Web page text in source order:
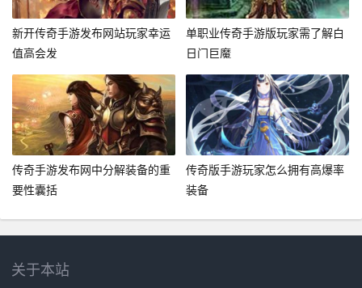
新开传奇手游发布网站玩家幸运
值高会发
单职业传奇手游版玩家需了解白
日门巨魔
传奇手游发布网中分解装备的重
要性囊括
传奇版手游玩家怎么拥有高爆率
装备
关于本站